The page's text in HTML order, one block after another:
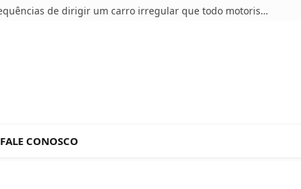
5 consequências de dirigir um carro irregular que todo motorista deve conhecer
FALE CONOSCO